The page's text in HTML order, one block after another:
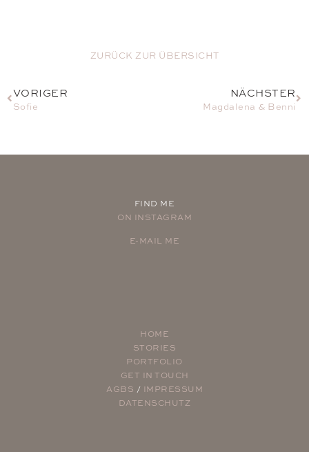
ZURÜCK ZUR ÜBERSICHT
VORIGER
Sofie
NÄCHSTER
Magdalena & Benni
FIND ME
ON INSTAGRAM
E-MAIL ME
HOME
STORIES
PORTFOLIO
GET IN TOUCH
AGBS / IMPRESSUM
DATENSCHUTZ